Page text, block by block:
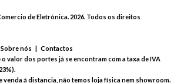
de Eletrónica. 2026. Todos os direitos
Sobre nós
Contactos
valor dos portes já se encontram com a taxa de IVA
venda á distancia, não temos loja física nem showroom.